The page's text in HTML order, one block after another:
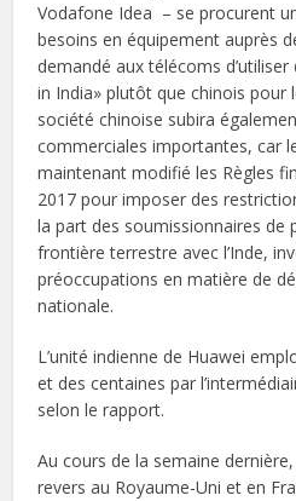
Vodafone Idea – se procurent
besoins en équipement auprès
demandé aux télécoms
in India» plutôt que chinois pour
société chinoise subira
commerciales importantes, car
maintenant modifié les Règles
2017 pour imposer des
la part des soumissionnaires de
frontière terrestre avec l’Inde,
préoccupations en matière de
nationale.
L’unité indienne de Huawei
et des centaines par
selon le rapport.
Au cours de la semaine
revers au Royaume-Uni et en